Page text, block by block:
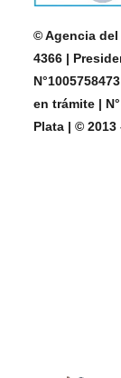
© Agencia del
4366 |
en trámite |
Plata | ©